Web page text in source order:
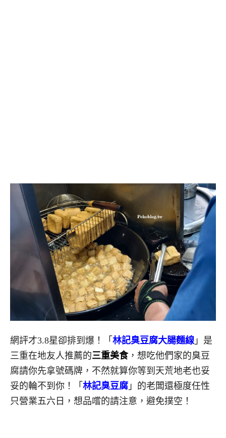
網評才3.8星卻排到爆！「 林記臭豆腐大腸麵線 」是
三重在地友人推薦的三重美食，想吃他們家的臭豆
腐請你先拿號碼牌，不然就算你等到天荒地老也妥
妥的輪不到你！「 林記臭豆腐 」的老闆還極度任性
只營業五六日，想品嚐的請注意，避免撲空！